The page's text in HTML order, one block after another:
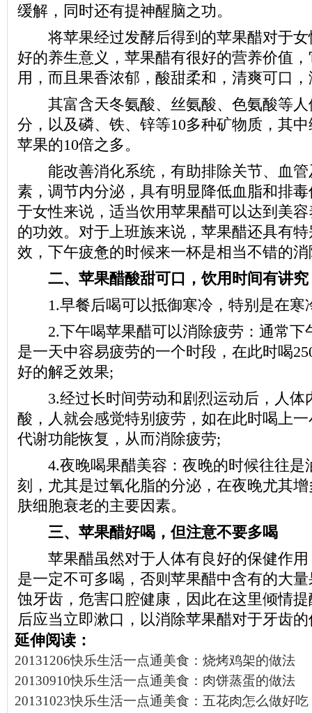
缓解，同时还有提神醒脑之功。
将苹果经过发酵后得到的苹果醋对于女
好的养生意义，苹果醋有很好的营养价值
用，而且果香浓郁，酸甜柔和，清爽可口
其富含天冬氨酸、丝氨酸、色氨酸等人
分，以及磷、铁、锌等10多种矿物质，其
苹果的10倍之多。
能改善消化系统，有助排除关节、血管
素，调节内分泌，具有明显降低血脂和排
于女性来说，适当饮用苹果醋可以达到美
的功效。对于上班族来说，苹果醋还具有
效，下午疲惫的时候来一杯是相当不错的
二、苹果醋酸甜可口，饮用时间有讲究
1.早餐后喝可以抵御寒冷，特别是在寒
2.下午喝苹果醋可以消除疲劳：通常下
是一天中容易疲劳的一个时段，在此时喝
好的解乏效果;
3.经过长时间劳动和剧烈运动后，人体
酸，人就会感觉特别疲劳，如在此时喝上
代谢功能恢复，从而消除疲劳;
4.夜晚喝果醋美容：夜晚的时候往往是
刻，尤其是过氧化脂的分泌，在夜晚尤其
肤细胞衰老的主要因素。
三、苹果醋好喝，但注意不要多喝
苹果醋虽然对于人体有良好的保健作用
是一定不可多喝，否则苹果醋中含有的大
蚀牙齿，危害口腔健康，因此在这里倾情
后应当立即漱口，以消除苹果醋对于牙齿
延伸阅读：
20131206快乐生活一点通美食：烧烤鸡架的做法
20130910快乐生活一点通美食：肉饼蒸蛋的做法
20131023快乐生活一点通美食：五花肉怎么做好吃